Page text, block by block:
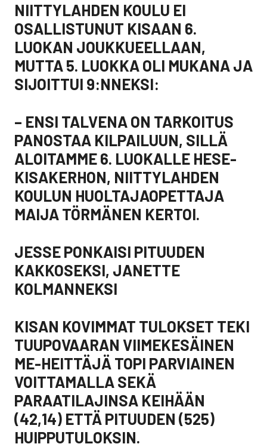
NIITTYLAHDEN KOULU EI
OSALLISTUNUT KISAAN 6.
LUOKAN JOUKKUEELLAAN,
MUTTA 5. LUOKKA OLI MUKANA JA
SIJOITTUI 9:NNEKSI:
– ENSI TALVENA ON TARKOITUS
PANOSTAA KILPAILUUN, SILLÄ
ALOITAMME 6. LUOKALLE HESE-
KISAKERHON, NIITTYLAHDEN
KOULUN HUOLTAJAOPETTAJA
MAIJA TÖRMÄNEN KERTOI.
JESSE PONKAISI PITUUDEN
KAKKOSEKSI, JANETTE
KOLMANNEKSI
KISAN KOVIMMAT TULOKSET TEKI
TUUPOVAARAN VIIMEKESÄINEN
ME-HEITTÄJÄ TOPI PARVIAINEN
VOITTAMALLA SEKÄ
PARAATILAJINSA KEIHÄÄN
(42,14) ETTÄ PITUUDEN (525)
HUIPPUTULOKSIN.